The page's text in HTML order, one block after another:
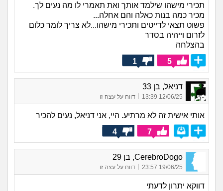
תכירי מישהו שילמד אותך ואת תאמרי לו מה נעים לך.
מכיר כמה בנות כאלה והם אחלה...
פשוט תצאי לדייטים ותכירי מישהו...לא צריך לומר כלום
לזרום וייהיה בסדר
בהצלחה
5
1
דניאל, בן 33
12/06/25 13:39
| דווח על עצה זו
אותי אישית זה לא מרתיע. היי, אני דניאל, נעים להכיר
7
4
CerebroDogo, בן 29
19/06/25 23:57 דווח על עצה זו
דווקא יתרון לדעתי